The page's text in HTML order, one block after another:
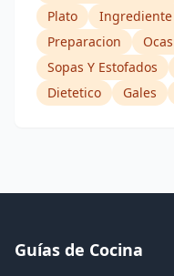
Plato
Preparacion
Sopas Y Estofados
Dietetico
Gales
Guías de Cocina